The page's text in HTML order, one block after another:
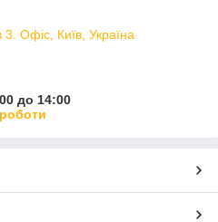
3. Офіс, Київ, Україна
до 14:00